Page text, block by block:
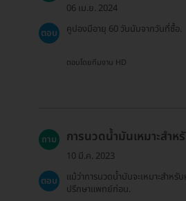
06 เม.ย. 2024
ตอบ
คูปองมีอายุ 60 วันนับจากวันที่ซื้อ.
ตอบโดยทีมงาน HD
ถาม การนวดน้ำมันเหมาะสำ
10 มี.ค. 2023
ตอบ
แม้ว่าการนวดน้ำมันจะเหมาะสำห
ปรึกษาแพทย์ก่อน.